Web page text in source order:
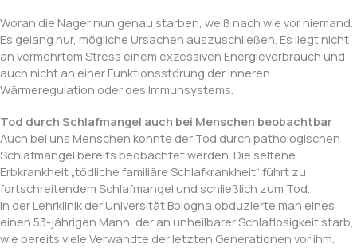
Woran die Nager nun genau starben, weiß nach wie vor niemand.
Es gelang nur, mögliche Ursachen auszuschließen. Es liegt nicht
an vermehrtem Stress einem exzessiven Energieverbrauch und
auch nicht an einer Funktionsstörung der inneren
Wärmeregulation oder des Immunsystems.
Tod durch Schlafmangel auch bei Menschen beobachtbar
Auch bei uns Menschen konnte der Tod durch pathologischen
Schlafmangel bereits beobachtet werden. Die seltene
Erbkrankheit „tödliche familiäre Schlafkrankheit“ führt zu
fortschreitendem Schlafmangel und schließlich zum Tod.
In der Lehrklinik der Universität Bologna obduzierte man eines
einen 53-jährigen Mann, der an unheilbarer Schlaflosigkeit starb,
wie bereits viele Verwandte der letzten Generationen vor ihm.